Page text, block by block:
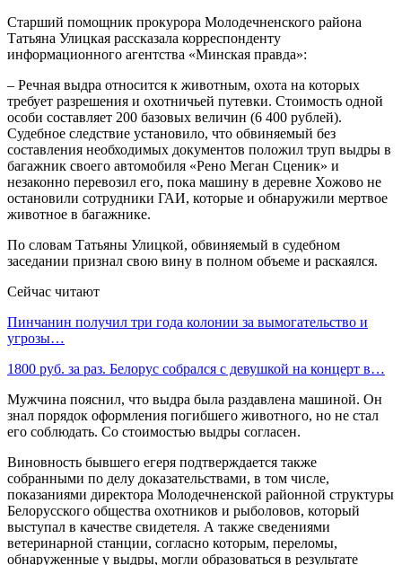
Старший помощник прокурора Молодечненского района
Татьяна Улицкая рассказала корреспонденту
информационного агентства «Минская правда»:
– Речная выдра относится к животным, охота на которых
требует разрешения и охотничьей путевки. Стоимость одной
особи составляет 200 базовых величин (6 400 рублей).
Судебное следствие установило, что обвиняемый без
составления необходимых документов положил труп выдры в
багажник своего автомобиля «Рено Меган Сценик» и
незаконно перевозил его, пока машину в деревне Хожово не
остановили сотрудники ГАИ, которые и обнаружили мертвое
животное в багажнике.
По словам Татьяны Улицкой, обвиняемый в судебном
заседании признал свою вину в полном объеме и раскаялся.
Сейчас читают
Пинчанин получил три года колонии за вымогательство и
угрозы…
1800 руб. за раз. Белорус собрался с девушкой на концерт в…
Мужчина пояснил, что выдра была раздавлена машиной. Он
знал порядок оформления погибшего животного, но не стал
его соблюдать. Со стоимостью выдры согласен.
Виновность бывшего егеря подтверждается также
собранными по делу доказательствами, в том числе,
показаниями директора Молодечненской районной структуры
Белорусского общества охотников и рыболовов, который
выступал в качестве свидетеля. А также сведениями
ветеринарной станции, согласно которым, переломы,
обнаруженные у выдры, могли образоваться в результате